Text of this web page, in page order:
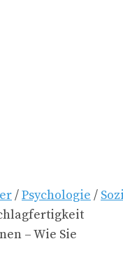
/Psychologie /
– Wie Sie